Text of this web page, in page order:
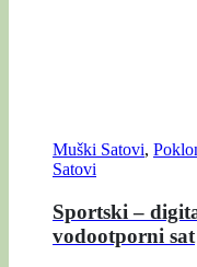
Muški Satovi,
Satovi
Sportski –
vodootporni sat